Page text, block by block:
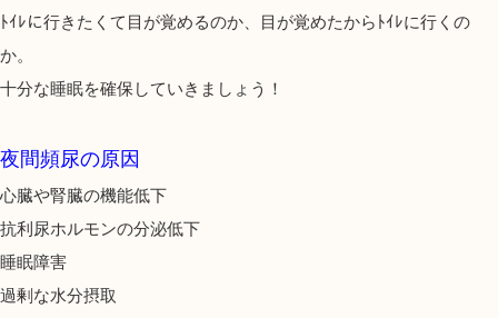
ﾄｲﾚに行きたくて目が覚めるのか、目が覚めたからﾄｲﾚに行くの
か。
十分な睡眠を確保していきましょう！
夜間頻尿の原因
心臓や腎臓の機能低下
抗利尿ホルモンの分泌低下
睡眠障害
過剰な水分摂取